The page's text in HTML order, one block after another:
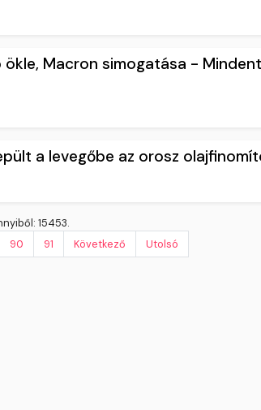
ökle, Macron simogatása -
a levegőbe az orosz
15453.
90 91 Következő Utolsó